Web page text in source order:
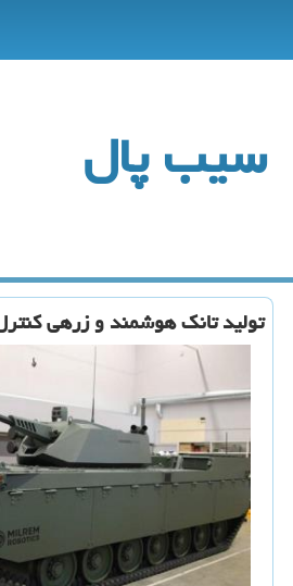
سیب پال
تولید تانك هوشمند و زرهی